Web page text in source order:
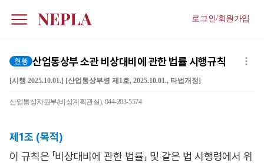
로그인/회원가입
현행 산업통상부 소관 비상대비에 관한 법률 시행규칙
[시행 2025.10.01.] [산업통상부령 제1호, 2025.10.01., 타법개정]
산업통상자원부(비상계획관실), 044-203-5574
제1조 (목적)
이 규칙은 「비상대비에 관한 법률」 및 같은 법 시행령에서 위